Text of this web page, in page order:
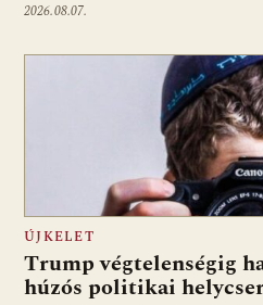
2026.08.07.
ÚJKELET
Trump végtelenségig
húzós politikai